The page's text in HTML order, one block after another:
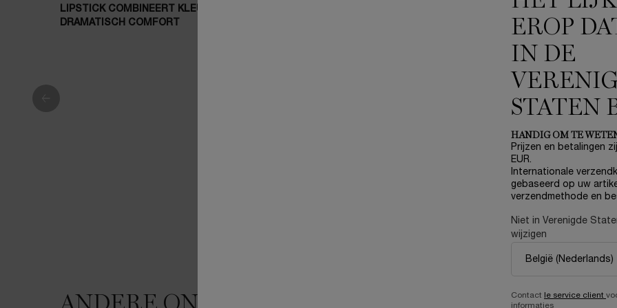
LIPSTICK COMBINEERT KLEUR MET
DRAMATISCH COMFORT
LANCÔME VOOR ELKE
EROP
IN DE
STATEN
HANDIG OM TE
Prijzen en betalingen
EUR.
Internationale
gebaseerd op uw
verzendmethode en
Niet in Verenigde
wijzigen
Contact le service client
informaties